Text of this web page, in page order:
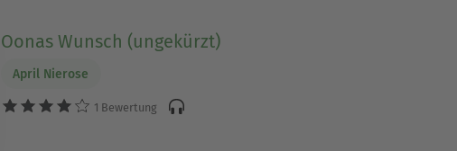
Oonas Wunsch (ungekürzt)
April Nierose
1 Bewertung